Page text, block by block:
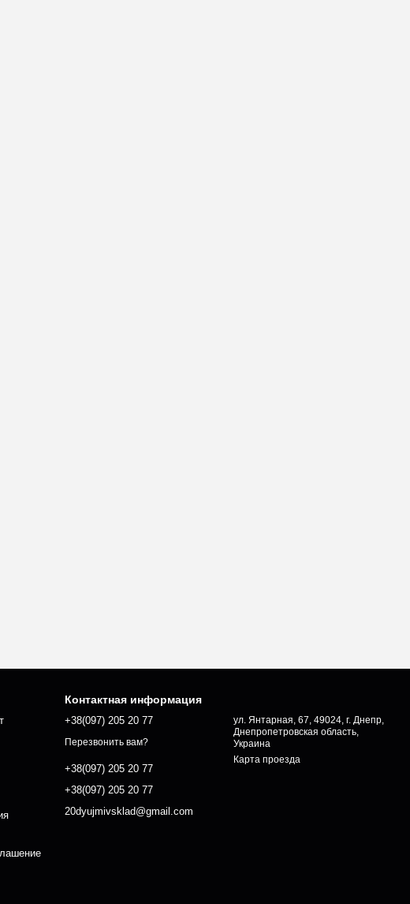
Контактная информация
+38(097) 205 20 77
Перезвонить вам?
+38(097) 205 20 77
+38(097) 205 20 77
20dyujmivsklad@gmail.com
ул. Янтарная, 67, 49024, г. Днепр,
Днепропетровская область,
Украина
Карта проезда